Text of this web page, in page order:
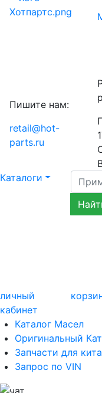
Пишите нам:
retail@hot-
parts.ru
Каталоги
личный
кабинет
Каталог Масел
Оригинальный
Запчасти для
Запрос по VIN